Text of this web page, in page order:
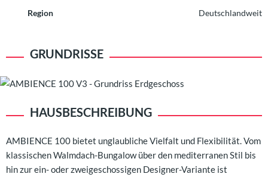
Region Deutschlandweit
GRUNDRISSE
HAUSBESCHREIBUNG
AMBIENCE 100 bietet unglaubliche Vielfalt und Flexibilität. Vom
klassischen Walmdach-Bungalow über den mediterranen Stil bis
hin zur ein- oder zweigeschossigen Designer-Variante ist